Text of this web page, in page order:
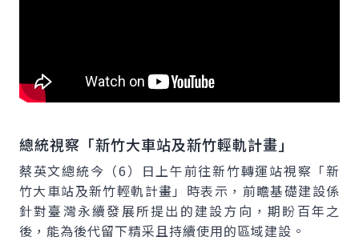
總統視察「新竹大車站及新竹輕軌計畫」
蔡英文總統今（6）日上午前往新竹轉運站視察「新
竹大車站及新竹輕軌計畫」時表示，前瞻基礎建設係
針對臺灣永續發展所提出的建設方向，期盼百年之
後，能為後代留下精采且持續使用的區域建設。